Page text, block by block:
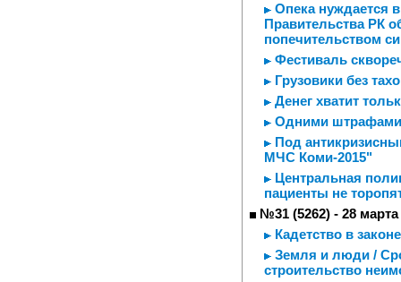
Опека нуждается
Правительства РК
попечительством
Фестиваль
Грузовики без
Денег хватит
Одними штрафами
Под
МЧС Коми-2015"
Центральная
пациенты не
№31 (5262) - 28 марта
Кадетство в законе
Земля и люди /
строительство